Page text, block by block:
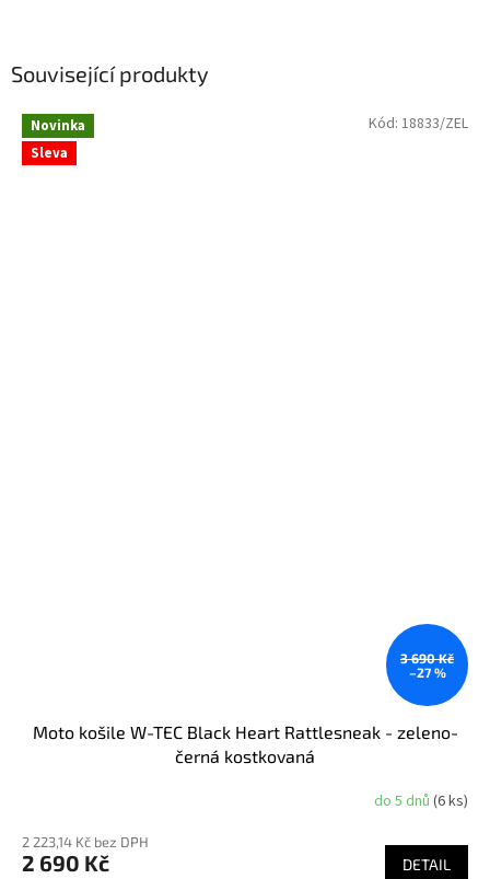
Související produkty
Novinka
Sleva
3 690 Kč
–27 %
Moto košile W-TEC Black Heart Rattlesneak - zeleno-
černá kostkovaná
produktu
je
do 5 dnů(6 ks)
2 223,14 Kč bez DPH
2 690 Kč DETAIL
Kód: 18833/ZEL